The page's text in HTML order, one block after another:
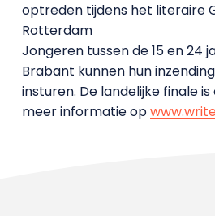
optreden tijdens het literaire
Rotterdam
Jongeren tussen de 15 en 24
Brabant kunnen hun
insturen. De landelijke finale is
meer informatie op